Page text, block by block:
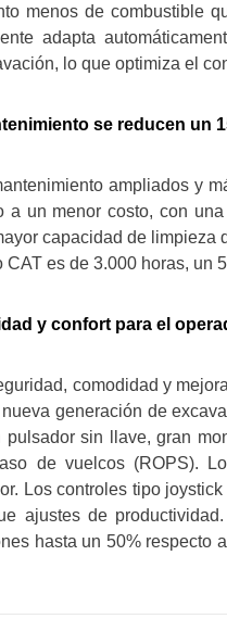
menos de combustible
adapta
lo que optimiza el
se reducen un
ampliados y
a un menor costo, con
capacidad de
es de 3.000 horas, un
y confort para el
comodidad y
generación de
pulsador sin llave, gran
de vuelcos (ROPS).
Los controles tipo
ajustes de
hasta un 50% respecto